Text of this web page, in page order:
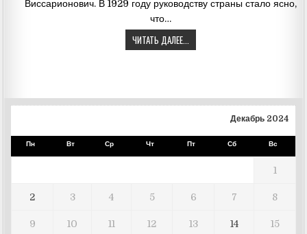
Виссарионович. В 1929 году руководству страны стало ясно,
что…
ЧИТАТЬ ДАЛЕЕ...
Декабрь 2024
Пн Вт Ср Чт Пт Сб Вс
1
2 3 4 5 6 7 8
9 10 11 12 13 14 15